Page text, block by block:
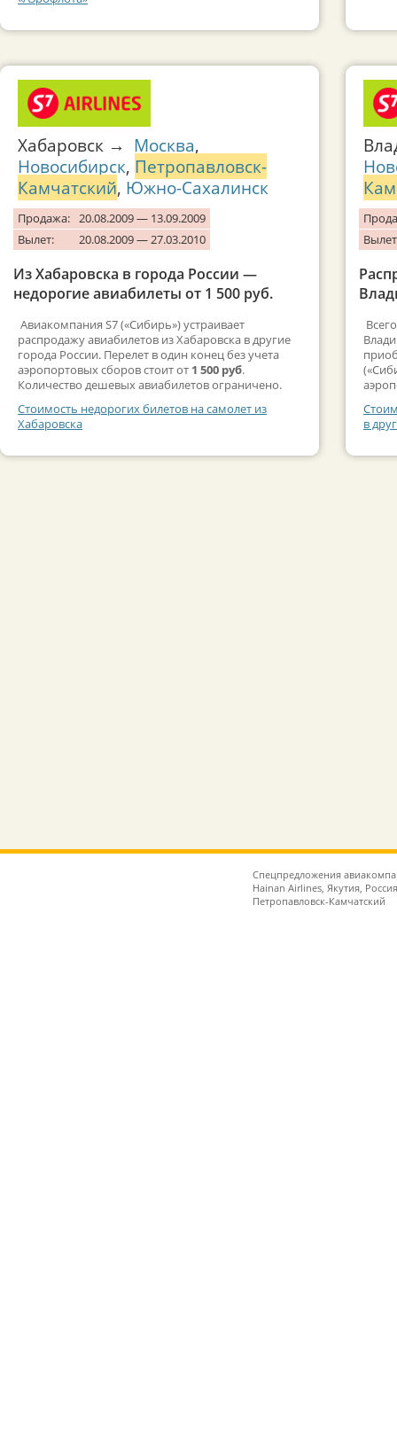
Хабаровск → Москва,
Новосибирск, Петропавловск-
Камчатский, Южно-Сахалинск
Продажа: 20.08.2009 — 13.09.2009
Вылет:
20.08.2009 — 27.03.2010
Из Хабаровска в города России —
недорогие авиабилеты от 1 500 руб.
Авиакомпания S7 («Сибирь») устраивает
распродажу авиабилетов из Хабаровска в другие
города России. Перелет в один конец без учета
аэропортовых сборов стоит от 1 500 руб.
Количество дешевых авиабилетов ограничено.
Стоимость недорогих билетов на самолет из
Хабаровска
в
Спецпредложения
Hainan Airlines, Якутия,
Петропавловск-Камчатский